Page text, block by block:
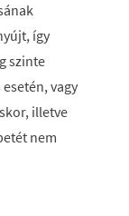
így
szinte
vagy
illetve
nem